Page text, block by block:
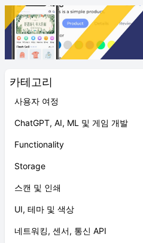
카테고리
사용자 여정
ChatGPT, AI, ML 및 게임 개발
Functionality
Storage
스캔 및 인쇄
UI, 테마 및 색상
네트워킹, 센서, 통신 API